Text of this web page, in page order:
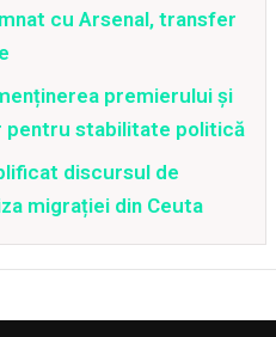
cu Arsenal, transfer
premierului și
pentru stabilitate politică
discursul de
migrației din Ceuta